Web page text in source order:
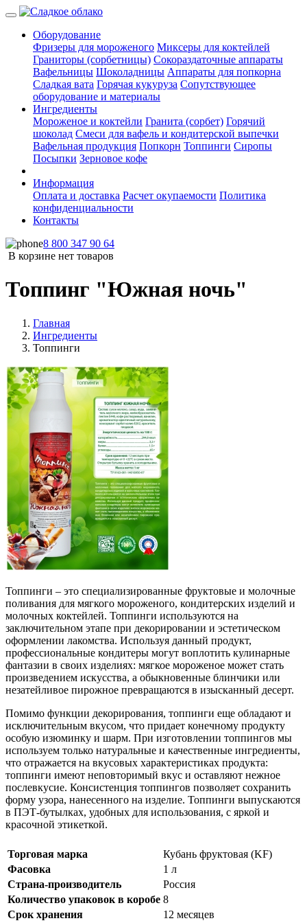
Оборудование
Фризеры для мороженого Миксеры для коктейлей
Граниторы (сорбетницы) Сокораздаточные аппараты
Вафельницы Шоколадницы Аппараты для попкорна
Сладкая вата Горячая кукуруза Сопутствующее
оборудование и материалы
Ингредиенты
Мороженое и коктейли Гранита (сорбет) Горячий
шоколад Смеси для вафель и кондитерской выпечки
Вафельная продукция Попкорн Топпинги Сиропы
Посыпки Зерновое кофе
Информация
Оплата и доставка Расчет окупаемости Политика
конфиденциальности
Контакты
8 800 347 90 64
В корзине нет товаров
Топпинг "Южная ночь"
Главная
Ингредиенты
Топпинги
Топпинги – это специализированные фруктовые и молочные
поливания для мягкого мороженого, кондитерских изделий и
молочных коктейлей. Топпинги используются на
заключительном этапе при декорировании и эстетическом
оформлении лакомства. Используя данный продукт,
профессиональные кондитеры могут воплотить кулинарные
фантазии в своих изделиях: мягкое мороженое может стать
произведением искусства, а обыкновенные блинчики или
незатейливое пирожное превращаются в изысканный десерт.
Помимо функции декорирования, топпинги еще обладают и
исключительным вкусом, что придает конечному продукту
особую изюминку и шарм. При изготовлении топпингов мы
используем только натуральные и качественные ингредиенты,
что отражается на вкусовых характеристиках продукта:
топпинги имеют неповторимый вкус и оставляют нежное
послевкусие. Консистенция топпингов позволяет сохранить
форму узора, нанесенного на изделие. Топпинги выпускаются
в ПЭТ-бутылках, удобных для использования, с яркой и
красочной этикеткой.
Торговая марка
Кубань фруктовая (KF)
Фасовка
1 л
Страна-производитель
Россия
Количество упаковок в коробе 8
Срок хранения
12 месяцев